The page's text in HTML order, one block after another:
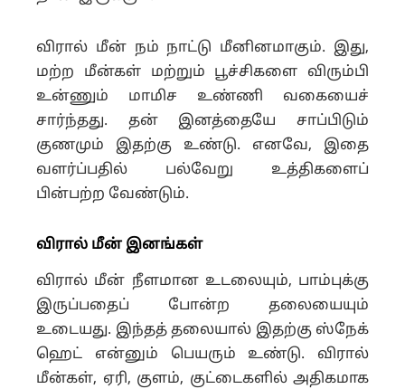
விரால் மீன் நம் நாட்டு மீனினமாகும். இது,
மற்ற மீன்கள் மற்றும் பூச்சிகளை விரும்பி
உன்ணும் மாமிச உண்ணி வகையைச்
சார்ந்தது. தன் இனத்தையே சாப்பிடும்
குணமும் இதற்கு உண்டு. எனவே, இதை
வளர்ப்பதில் பல்வேறு உத்திகளைப்
பின்பற்ற வேண்டும்.
விரால் மீன் இனங்கள்
விரால் மீன் நீளமான உடலையும், பாம்புக்கு
இருப்பதைப் போன்ற தலையையும்
உடையது. இந்தத் தலையால் இதற்கு ஸ்நேக்
ஹெட் என்னும் பெயரும் உண்டு. விரால்
மீன்கள், ஏரி, குளம், குட்டைகளில் அதிகமாக